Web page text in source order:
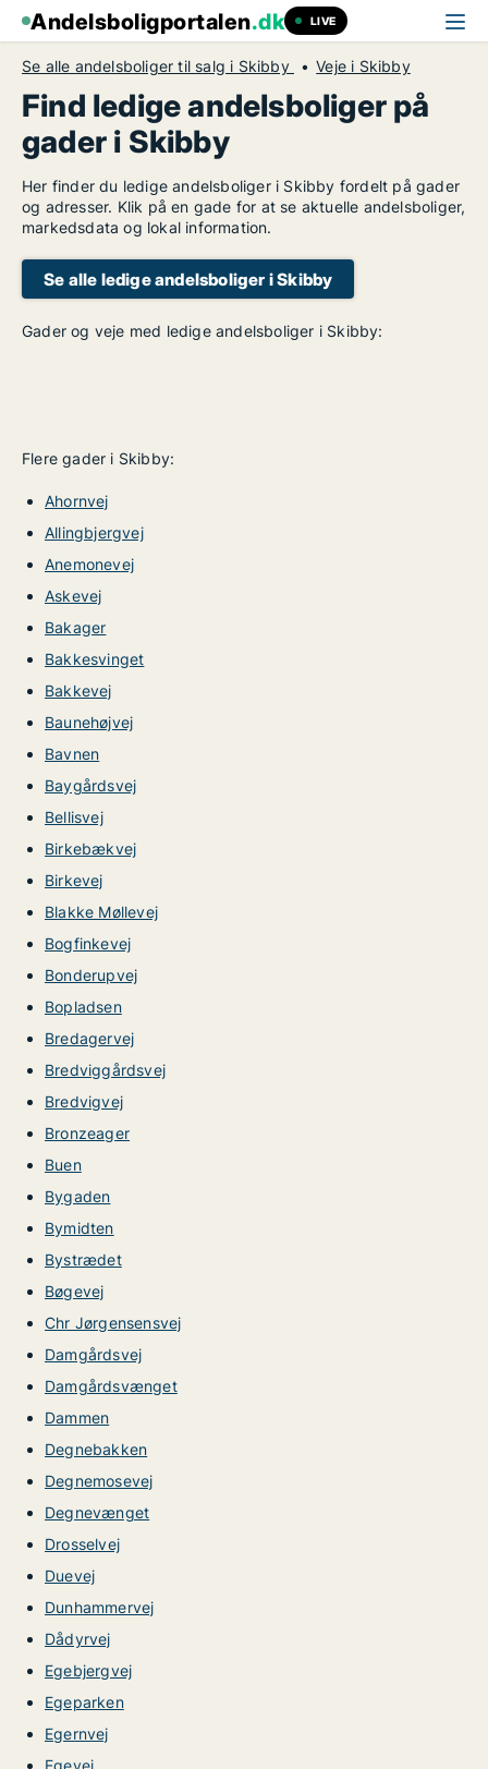
Andelsboligportalen.dk LIVE
Se alle andelsboliger til salg i Skibby Veje i Skibby
Find ledige andelsboliger på
gader i Skibby
Her finder du ledige andelsboliger i Skibby fordelt på gader
og adresser. Klik på en gade for at se aktuelle andelsboliger,
markedsdata og lokal information.
Se alle ledige andelsboliger i Skibby
Gader og veje med ledige andelsboliger i Skibby:
Flere gader i Skibby:
Ahornvej
Allingbjergvej
Anemonevej
Askevej
Bakager
Bakkesvinget
Bakkevej
Baunehøjvej
Bavnen
Baygårdsvej
Bellisvej
Birkebækvej
Birkevej
Blakke Møllevej
Bogfinkevej
Bonderupvej
Bopladsen
Bredagervej
Bredviggårdsvej
Bredvigvej
Bronzeager
Buen
Bygaden
Bymidten
Bystrædet
Bøgevej
Chr Jørgensensvej
Damgårdsvej
Damgårdsvænget
Dammen
Degnebakken
Degnemosevej
Degnevænget
Drosselvej
Duevej
Dunhammervej
Dådyrvej
Egebjergvej
Egeparken
Egernvej
Egevej